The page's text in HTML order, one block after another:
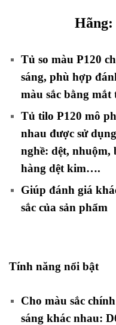
Hãng:
Tủ so màu P120
sáng, phù hợp
màu sắc bằng mắt
Tủ tilo P120 mô
nhau được sử
nghề: dệt, nhuộm,
hàng dệt kim….
Giúp đánh giá
sắc của sản phẩm
Tính năng nổi bật
Cho màu sắc
sáng khác nhau: